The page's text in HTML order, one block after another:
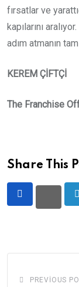
fırsatlar ve
kapılarını
adım atmanın
KEREM ÇİFTÇİ
The Franchise
Share This
PREVIOUS